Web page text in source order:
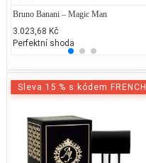
Bruno Banani – Magic Man
3.023,68 Kč
Perfektní shoda
Sleva 15 % s kódem FRENCH